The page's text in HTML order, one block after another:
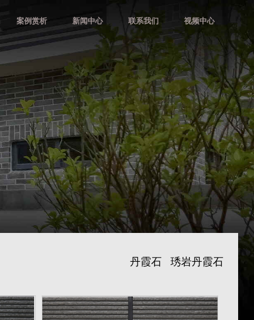
案例赏析 新闻中心 联系我们 视频中心
丹霞石 琇岩丹霞石